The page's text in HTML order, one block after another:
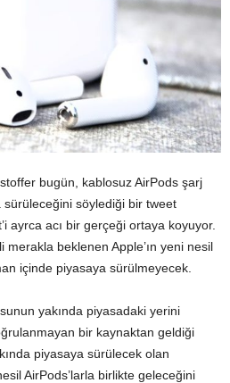
bugün, kablosuz AirPods şarj
sürüleceğini söylediği bir tweet
ayrca acı bir gerçeği ortaya koyuyor.
merakla beklenen Apple’ın yeni nesil
içinde piyasaya sürülmeyecek.
yakında piyasadaki yerini
bir kaynaktan geldiği
piyasaya sürülecek olan
AirPods’larla birlikte geleceğini